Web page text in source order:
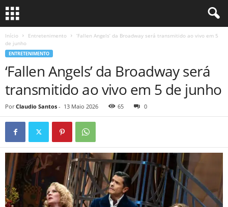
Início Entretenimento
‘Fallen Angels’ da Broadway será transmitido ao vivo em 5
de junho
ENTRETENIMENTO
‘Fallen Angels’ da Broadway será
transmitido ao vivo em 5 de junho
Por Claudio Santos - 13 Maio 2026 65 0